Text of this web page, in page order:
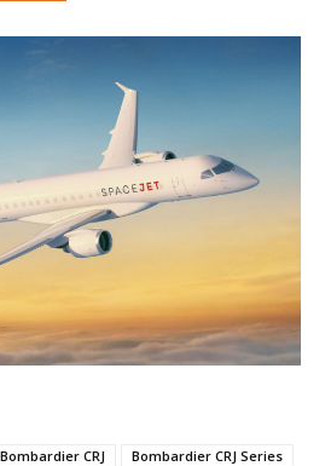
Bombardier CRJ
Bombardier CRJ Series